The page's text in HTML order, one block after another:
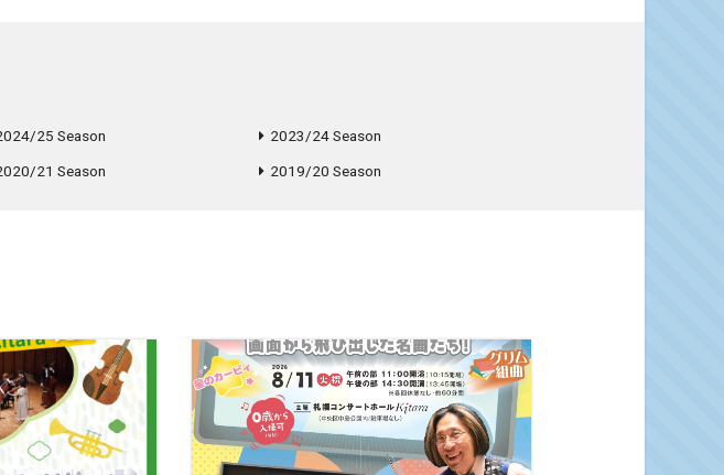
25 Season
2023/24 Season
21 Season 2019/20 Season